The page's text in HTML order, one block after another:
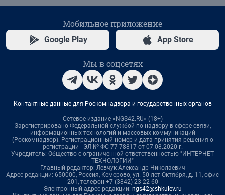
Мобильное приложение
Google Play App Store
Мы в соцсетях
Контактные данные для Роскомнадзора и государственных органов
Сетевое издание «NGS42.RU» (18+)
Зарегистрировано Федеральной службой по надзору в сфере связи,
информационных технологий и массовых коммуникаций
(Роскомнадзор). Регистрационный номер и дата принятия решения о
регистрации - ЭЛ № ФС 77-78817 от 07.08.2020 г.
Учредитель: Общество с ограниченной ответственностью "ИНТЕРНЕТ
ТЕХНОЛОГИИ"
Главный редактор: Левчук Александр Николаевич
Адрес редакции: 650000, Россия, Кемерово, ул. 50 лет Октября, д. 11, офис
201, телефон +7 (3842) 23-22-60
Электронный адрес редакции: ngs42@shkulev.ru